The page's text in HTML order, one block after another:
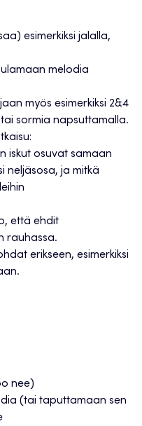
esimerkiksi jalalla,
melodia
myös esimerkiksi 2&4
sormia napsuttamalla.
iskut osuvat samaan
neljäsosa, ja mitkä
että ehdit
rauhassa.
erikseen, esimerkiksi
nee)
(tai taputtamaan sen